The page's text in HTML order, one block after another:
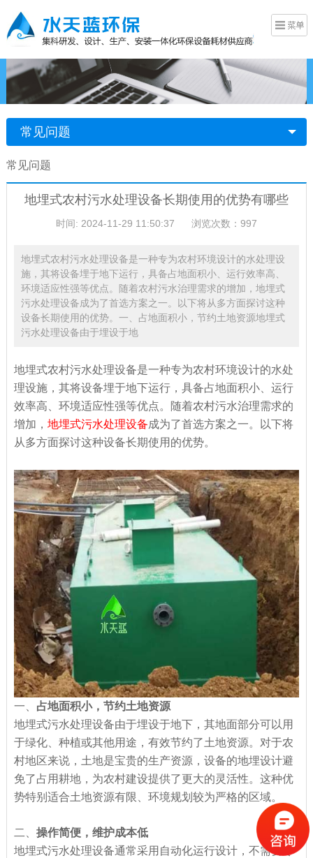
常见问题
常见问题
地埋式农村污水处理设备长期使用的优势有哪些
时间: 2024-11-29 11:50:37 浏览次数：997
地埋式农村污水处理设备是一种专为农村环境设计的水处理设
施，其将设备埋于地下运行，具备占地面积小、运行效率高、
环境适应性强等优点。随着农村污水治理需求的增加，地埋式
污水处理设备成为了首选方案之一。以下将从多方面探讨这种
设备长期使用的优势。一、占地面积小，节约土地资源地埋式
污水处理设备由于埋设于地
地埋式农村污水处理设备是一种专为农村环境设计的水处
理设施，其将设备埋于地下运行，具备占地面积小、运行
效率高、环境适应性强等优点。随着农村污水治理需求的
增加， 地埋式污水处理设备成为了首选方案之一。以下将
从多方面探讨这种设备长期使用的优势。
一、 占地面积小，节约土地资源
地埋式污水处理设备由于埋设于地下，其地面部分可以用
于绿化、种植或其他用途，有效节约了土地资源。对于农
村地区来说，土地是宝贵的生产资源，设备的地埋设计避
免了占用耕地，为农村建设提供了更大的灵活性。这种优
势特别适合土地资源有限、环境规划较为严格的区域。
二、 操作简便，维护成本低
地埋式污水处理设备通常采用自动化运行设计，不需要专